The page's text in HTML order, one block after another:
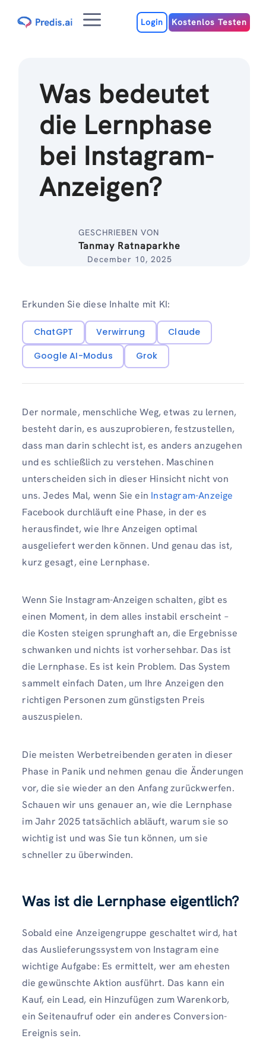
Inhalt
MenuLogin Kostenlos Testen
Was bedeutet
die Lernphase
bei Instagram-
Anzeigen?
GESCHRIEBEN VON
Tanmay Ratnaparkhe
December 10, 2025
Erkunden Sie diese Inhalte mit KI:
ChatGPT Verwirrung
Claude
Google AI-Modus
Grok
Der normale, menschliche Weg, etwas zu lernen,
besteht darin, es auszuprobieren, festzustellen,
dass man darin schlecht ist, es anders anzugehen
und es schließlich zu verstehen. Maschinen
unterscheiden sich in dieser Hinsicht nicht von
uns. Jedes Mal, wenn Sie ein Instagram-Anzeige
Facebook durchläuft eine Phase, in der es
herausfindet, wie Ihre Anzeigen optimal
ausgeliefert werden können. Und genau das ist,
kurz gesagt, eine Lernphase.
Wenn Sie Instagram-Anzeigen schalten, gibt es
einen Moment, in dem alles instabil erscheint –
die Kosten steigen sprunghaft an, die Ergebnisse
schwanken und nichts ist vorhersehbar. Das ist
die Lernphase. Es ist kein Problem. Das System
sammelt einfach Daten, um Ihre Anzeigen den
richtigen Personen zum günstigsten Preis
auszuspielen.
Die meisten Werbetreibenden geraten in dieser
Phase in Panik und nehmen genau die Änderungen
vor, die sie wieder an den Anfang zurückwerfen.
Schauen wir uns genauer an, wie die Lernphase
im Jahr 2025 tatsächlich abläuft, warum sie so
wichtig ist und was Sie tun können, um sie
schneller zu überwinden.
Was ist die Lernphase eigentlich?
Sobald eine Anzeigengruppe geschaltet wird, hat
das Auslieferungssystem von Instagram eine
wichtige Aufgabe: Es ermittelt, wer am ehesten
die gewünschte Aktion ausführt. Das kann ein
Kauf, ein Lead, ein Hinzufügen zum Warenkorb,
ein Seitenaufruf oder ein anderes Conversion-
Ereignis sein.